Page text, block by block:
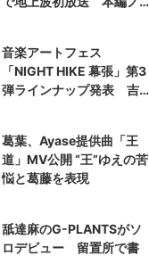
音楽アートフェス
「NIGHT HIKE 幕張」第3
弾ラインナップ発表 吉
葛葉、Ayase提供曲「王
道」MV公開 “王”ゆえの苦
悩と葛藤を表現
舐達麻のG-PLANTSがソ
ロデビュー 留置所で書